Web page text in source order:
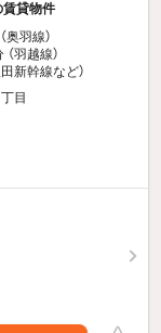
貸物件
奥羽線）
（羽越線）
田新幹線など）
目